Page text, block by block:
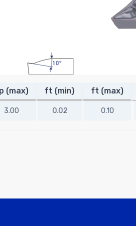
(max) ft (min) ft (max)
3.00 0.02 0.10